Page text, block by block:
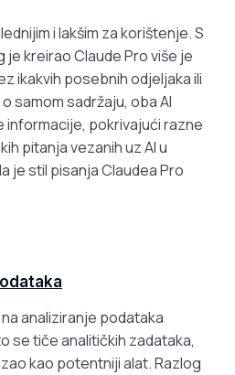
i lakšim za korištenje. S
kreirao Claude Pro više je
ikakvih posebnih odjeljaka ili
samom sadržaju, oba AI
informacije, pokrivajući razne
pitanja vezanih uz AI u
je stil pisanja Claudea Pro
analiziranje podataka
se tiče analitičkih zadataka,
kao potentniji alat. Razlog